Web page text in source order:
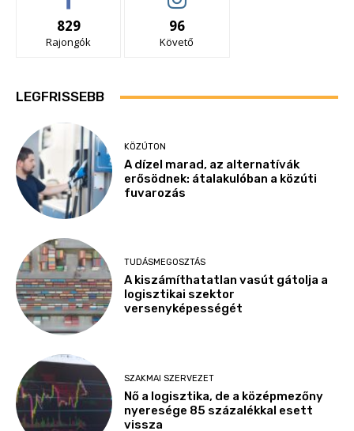
829
Rajongók
96
Követő
LEGFRISSEBB
KÖZÚTON
A dízel marad, az alternatívák
erősödnek: átalakulóban a közúti
fuvarozás
TUDÁSMEGOSZTÁS
A kiszámíthatatlan vasút gátolja a
logisztikai szektor
versenyképességét
SZAKMAI SZERVEZET
Nő a logisztika, de a középmezőny
nyeresége 85 százalékkal esett
vissza